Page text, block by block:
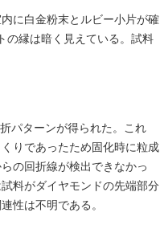
に白金粉末とルビー小片が確
の縁は暗く見えている。試料
パターンが得られた。これ
りであったため固化時に粒成
の回折線が検出できなかっ
料がダイヤモンドの先端部分
性は不明である。